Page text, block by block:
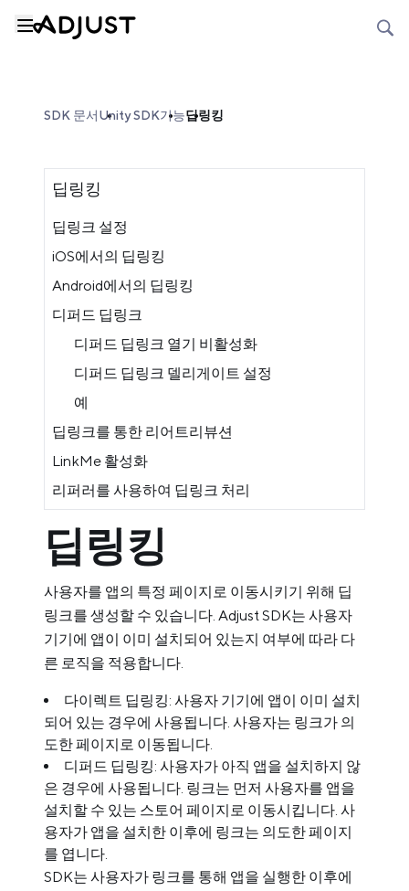
SDK 문서Unity SDK기능딥링킹
딥링킹
딥링크 설정
iOS에서의 딥링킹
Android에서의 딥링킹
디퍼드 딥링크
디퍼드 딥링크 열기 비활성화
디퍼드 딥링크 델리게이트 설정
예
딥링크를 통한 리어트리뷰션
LinkMe 활성화
리퍼러를 사용하여 딥링크 처리
딥링킹
사용자를 앱의 특정 페이지로 이동시키기 위해 딥
링크를 생성할 수 있습니다. Adjust SDK는 사용자
기기에 앱이 이미 설치되어 있는지 여부에 따라 다
른 로직을 적용합니다.
다이렉트 딥링킹: 사용자 기기에 앱이 이미 설치
되어 있는 경우에 사용됩니다. 사용자는 링크가 의
도한 페이지로 이동됩니다.
디퍼드 딥링킹: 사용자가 아직 앱을 설치하지 않
은 경우에 사용됩니다. 링크는 먼저 사용자를 앱을
설치할 수 있는 스토어 페이지로 이동시킵니다. 사
용자가 앱을 설치한 이후에 링크는 의도한 페이지
를 엽니다.
SDK는 사용자가 링크를 통해 앱을 실행한 이후에